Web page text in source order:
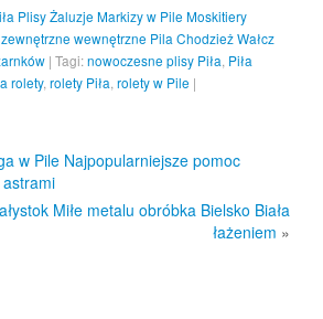
Plisy Żaluzje Markizy w Pile Moskitiery
wewnętrzne Pila Chodzież Wałcz
| Tagi:nowoczesne plisy Piła Piła
rolety, rolety Piła rolety w Pile |
w Pile Najpopularniejsze pomoc
Miłe metalu obróbka Bielsko Biała
łażeniem »